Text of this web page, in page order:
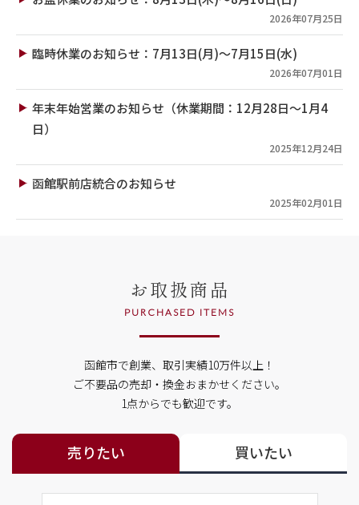
2026年07月25日
臨時休業のお知らせ：7月13日(月)～7月15日(水)
2026年07月01日
年末年始営業のお知らせ（休業期間：12月28日～1月4
日）
2025年12月24日
函館駅前店統合のお知らせ
2025年02月01日
お取扱商品
PURCHASED ITEMS
函館市で創業、取引実績10万件以上！
ご不要品の売却・換金おまかせください。
1点からでも歓迎です。
売りたい 買いたい